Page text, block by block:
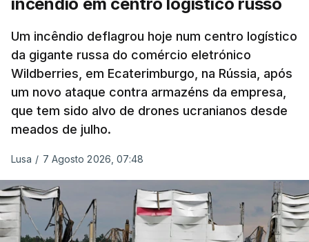
Um incêndio deflagrou hoje num centro logístico
da gigante russa do comércio eletrónico
Wildberries, em Ecaterimburgo, na Rússia, após
um novo ataque contra armazéns da empresa,
que tem sido alvo de drones ucranianos desde
meados de julho.
Lusa / 7 Agosto 2026, 07:48